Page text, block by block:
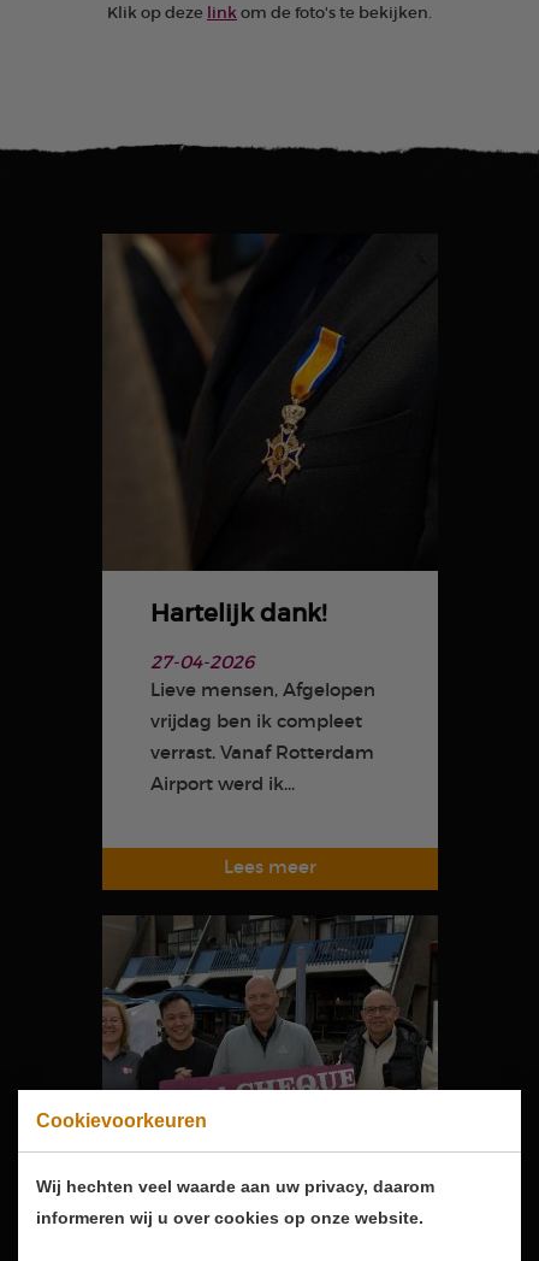
Cookievoorkeuren
Wij hechten veel waarde aan uw privacy, daarom
informeren wij u over cookies op onze website.
Klik op deze linkom de foto's te bekijken.
Hartelijk dank!
27-04-2026
Lieve mensen, Afgelopen
vrijdag ben ik compleet
verrast. Vanaf Rotterdam
Airport werd ik...